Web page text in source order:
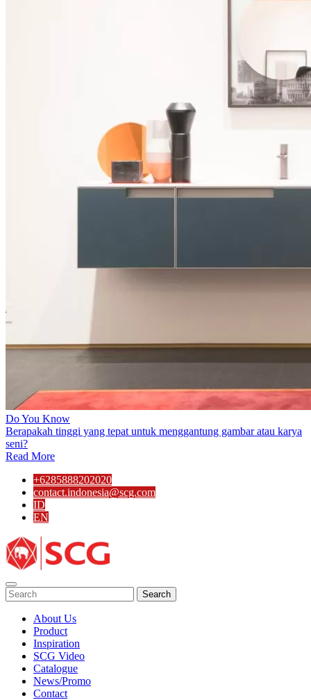
Do You Know
Berapakah tinggi yang tepat untuk menggantung gambar atau karya
seni?
Read More
+6285888202020
contact.indonesia@scg.com
ID
EN
Search
About Us
Product
Inspiration
SCG Video
Catalogue
News/Promo
Contact